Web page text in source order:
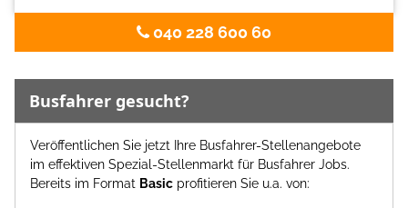
040 228 600 60
Busfahrer gesucht?
Veröffentlichen Sie jetzt Ihre Busfahrer-Stellenangebote
im effektiven Spezial-Stellenmarkt für Busfahrer Jobs.
Bereits im Format Basic profitieren Sie u.a. von: